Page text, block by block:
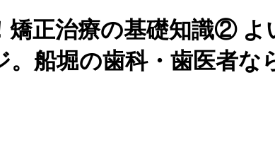
矯正治療の基礎知識②
。船堀の歯科・歯医者な